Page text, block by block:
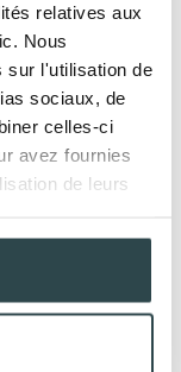
relatives aux
Nous
sur l'utilisation de
sociaux, de
celles-ci
avez fournies
de leurs